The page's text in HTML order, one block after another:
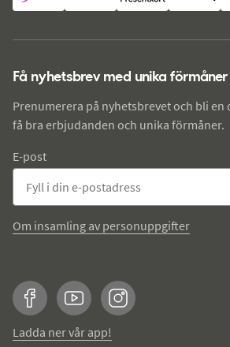
Få nyhetsbrev med unika förmåner
Prenumerera på nyhetsbrevet och bli en
få bra erbjudanden och unika förmåner.
E-post
Om insamling av personuppgifter
FacebookYouTubeInstagram
Ladda ner vår app!